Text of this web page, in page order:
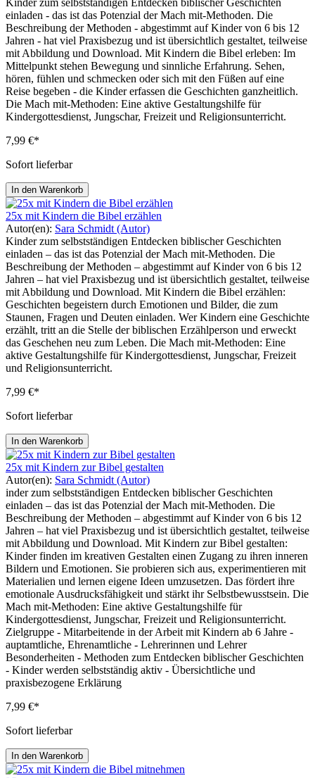
einladen - das ist das Potenzial der Mach mit-Methoden. Die
Beschreibung der Methoden - abgestimmt auf Kinder von 6 bis 12
Jahren - hat viel Praxisbezug und ist übersichtlich gestaltet, teilweise
mit Abbildung und Download. Mit Kindern die Bibel erleben: Im
Mittelpunkt stehen Bewegung und sinnliche Erfahrung. Sehen,
hören, fühlen und schmecken oder sich mit den Füßen auf eine
Reise begeben - die Kinder erfassen die Geschichten ganzheitlich.
Die Mach mit-Methoden: Eine aktive Gestaltungshilfe für
Kindergottesdienst, Jungschar, Freizeit und Religionsunterricht.
7,99 €*
Sofort lieferbar
In den Warenkorb
25x mit Kindern die Bibel erzählen
Autor(en): Sara Schmidt (Autor)
Kinder zum selbstständigen Entdecken biblischer Geschichten
einladen – das ist das Potenzial der Mach mit-Methoden. Die
Beschreibung der Methoden – abgestimmt auf Kinder von 6 bis 12
Jahren – hat viel Praxisbezug und ist übersichtlich gestaltet, teilweise
mit Abbildung und Download. Mit Kindern die Bibel erzählen:
Geschichten begeistern durch Emotionen und Bilder, die zum
Staunen, Fragen und Deuten einladen. Wer Kindern eine Geschichte
erzählt, tritt an die Stelle der biblischen Erzählperson und erweckt
das Geschehen neu zum Leben. Die Mach mit-Methoden: Eine
aktive Gestaltungshilfe für Kindergottesdienst, Jungschar, Freizeit
und Religionsunterricht.
7,99 €*
Sofort lieferbar
In den Warenkorb
25x mit Kindern zur Bibel gestalten
Autor(en): Sara Schmidt (Autor)
inder zum selbstständigen Entdecken biblischer Geschichten
einladen – das ist das Potenzial der Mach mit-Methoden. Die
Beschreibung der Methoden – abgestimmt auf Kinder von 6 bis 12
Jahren – hat viel Praxisbezug und ist übersichtlich gestaltet, teilweise
mit Abbildung und Download. Mit Kindern zur Bibel gestalten:
Kinder finden im kreativen Gestalten einen Zugang zu ihren inneren
Bildern und Emotionen. Sie probieren sich aus, experimentieren mit
Materialien und lernen eigene Ideen umzusetzen. Das fördert ihre
emotionale Ausdrucksfähigkeit und stärkt ihr Selbstbewusstsein. Die
Mach mit-Methoden: Eine aktive Gestaltungshilfe für
Kindergottesdienst, Jungschar, Freizeit und Religionsunterricht.
Zielgruppe - Mitarbeitende in der Arbeit mit Kindern ab 6 Jahre -
auptamtliche, Ehrenamtliche - Lehrerinnen und Lehrer
Besonderheiten - Methoden zum Entdecken biblischer Geschichten
- Kinder werden selbstständig aktiv - Übersichtliche und
praxisbezogene Erklärung
7,99 €*
Sofort lieferbar
In den Warenkorb